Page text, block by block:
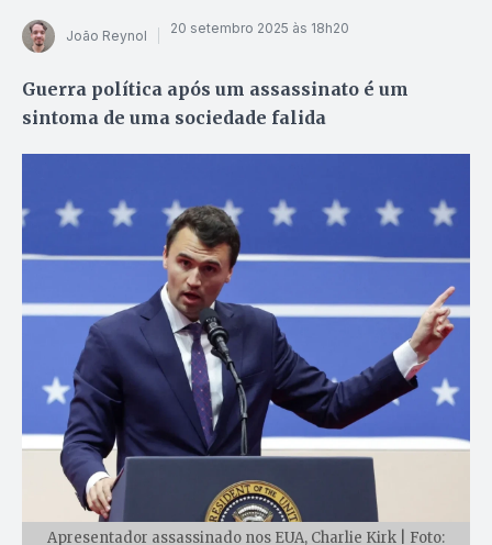
João Reynol 20 setembro 2025 às 18h20
Guerra política após um assassinato é um
sintoma de uma sociedade falida
Apresentador assassinado nos EUA, Charlie Kirk | Foto: